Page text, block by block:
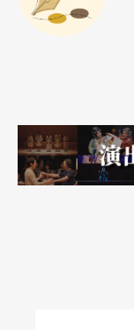
的看法是，如
综合以上论点
的爱情与嫉妒